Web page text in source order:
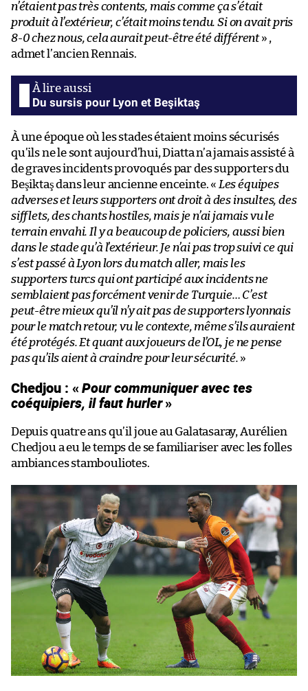
n’étaient pas très contents, mais comme ça s’était
produit à l’extérieur, c’était moins tendu. Si on avait pris
8-0 chez nous, cela aurait peut-être été différent» ,
admet l’ancien Rennais.
Du sursis pour Lyon et Beşiktaş
À une époque où les stades étaient moins sécurisés
qu’ils ne le sont aujourd’hui, Diatta n’a jamais assisté à
de graves incidents provoqués par des supporters du
Beşiktaş dans leur ancienne enceinte. « Les équipes
adverses et leurs supporters ont droit à des insultes, des
sifflets, des chants hostiles, mais je n’ai jamais vu le
terrain envahi. Il y a beaucoup de policiers, aussi bien
dans le stade qu’à l’extérieur. Je n’ai pas trop suivi ce qui
s’est passé à Lyon lors du match aller, mais les
supporters turcs qui ont participé aux incidents ne
semblaient pas forcément venir de Turquie… C’est
peut-être mieux qu’il n’y ait pas de supporters lyonnais
pour le match retour, vu le contexte, même s’ils auraient
été protégés. Et quant aux joueurs de l’OL, je ne pense
pas qu’ils aient à craindre pour leur sécurité. »
Chedjou : «Pour communiquer avec tes
coéquipiers, il faut hurler»
Depuis quatre ans qu’il joue au Galatasaray, Aurélien
Chedjou a eu le temps de se familiariser avec les folles
ambiances stambouliotes.